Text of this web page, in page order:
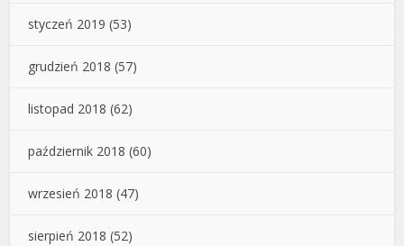
styczeń 2019 (53)
grudzień 2018 (57)
listopad 2018 (62)
październik 2018 (60)
wrzesień 2018 (47)
sierpień 2018 (52)